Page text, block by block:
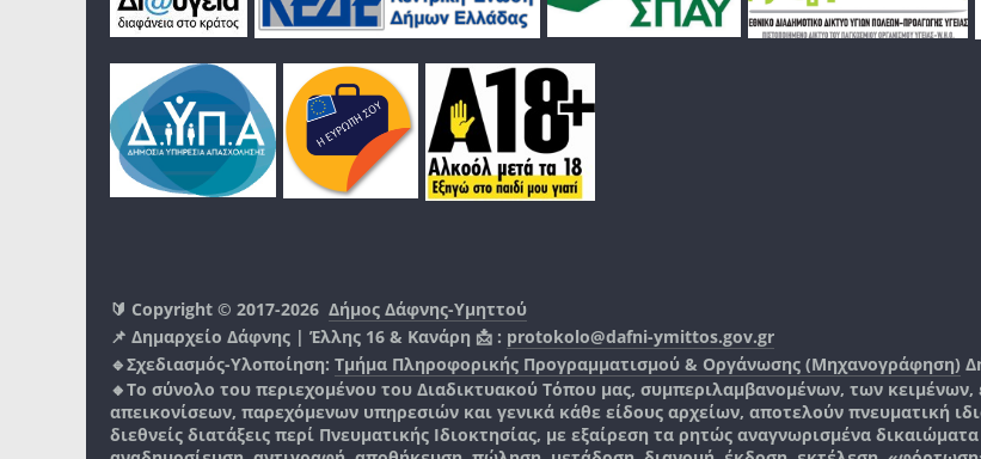
🔰 Copyright © 2017-2026 Δήμος Δάφνης-Υμηττού
📌 Δημαρχείο Δάφνης | Έλλης 16 & Κανάρη 📩 : protokolo@dafni-ymittos.gov.gr
🔹Σχεδιασμός-Υλοποίηση: Τμήμα Πληροφορικής Προγραμματισμού & Οργάνωσης (Μηχανογράφηση)
🔸Το σύνολο του περιεχομένου του Διαδικτυακού Τόπου μας, συμπεριλαμβανομένων, των
απεικονίσεων, παρεχόμενων υπηρεσιών και γενικά κάθε είδους αρχείων, αποτελούν πνευματική
διεθνείς διατάξεις περί Πνευματικής Ιδιοκτησίας, με εξαίρεση τα ρητώς αναγνωρισμένα